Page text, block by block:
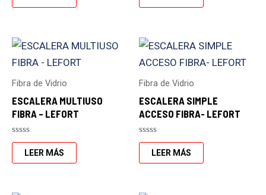
Fibra de Vidrio
ESCALERA MULTIUSO
FIBRA – LEFORT
Valorado
conLEER MÁS
Fibra de Vidrio
ESCALERA SIMPLE
ACCESO FIBRA- LEFORT
Valorado
conLEER MÁS